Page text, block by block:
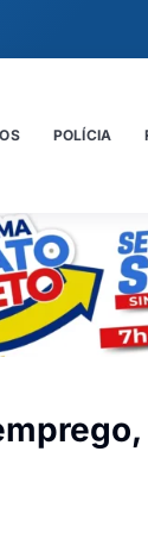
POLÍCIA